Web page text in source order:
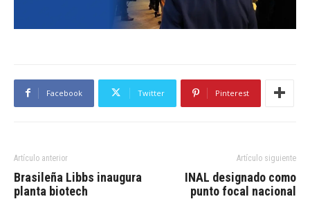
Facebook Twitter Pinterest
Artículo anterior
Brasileña Libbs inaugura
planta biotech
Artículo siguiente
INAL designado como
punto focal nacional